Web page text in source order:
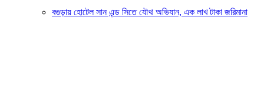
বগুড়ায় হোটেল সান এন্ড সিতে যৌথ অভিযান, এক লাখ টাকা জরিমানা